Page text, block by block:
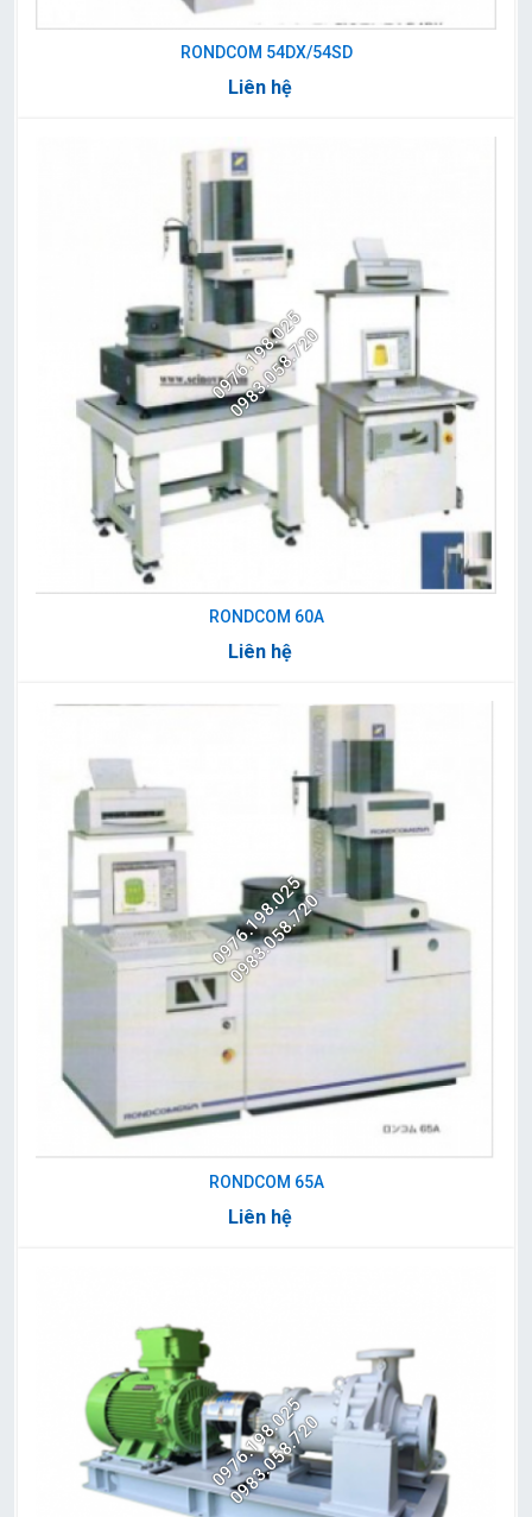
RONDCOM 54DX/54SD
Liên hệ
0976.198.025
0983.058.720
RONDCOM 60A
Liên hệ
0976.198.025
0983.058.720
RONDCOM 65A
Liên hệ
0976.198.025
0983.058.720